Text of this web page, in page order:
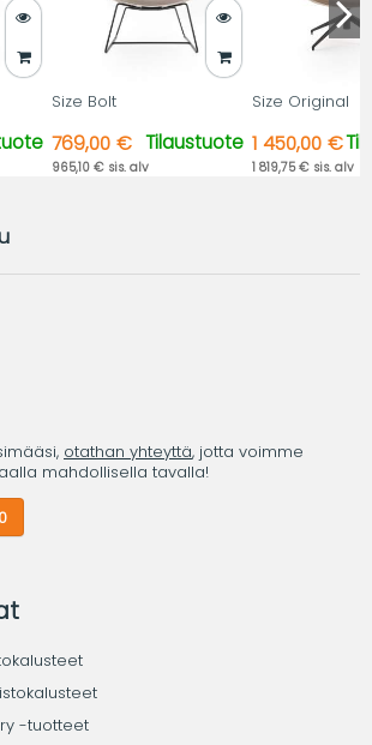
Size Bolt
769,00 €
965,10 € sis. alv
Tilaustuote
Size Original
1 450,00 €
1 819,75 € sis. alv
otathan yhteyttä, jotta voimme
mahdollisella tavalla!
-tuotteet